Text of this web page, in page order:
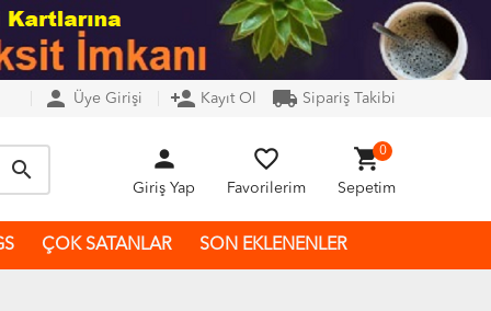
person Üye Girişi person_add Kayıt Ol local_shipping Sipariş Takibi
search person
Giriş Yap
favorite_border
Favorilerim
shopping_cart0
Sepetim
ÇOK SATANLAR SON EKLENENLER